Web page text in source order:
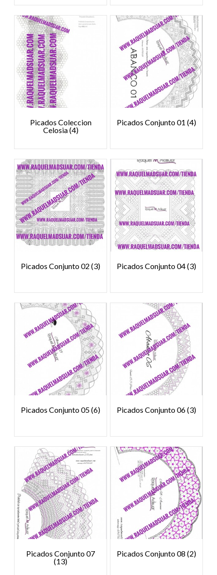
Picados Coleccion
Celosia(4)
Picados Conjunto 01 (4)
Picados Conjunto 02(3) Picados Conjunto 04(3)
Picados Conjunto 05(6) Picados Conjunto 06(3)
Picados Conjunto 07
(13)
Picados Conjunto 08 (2)